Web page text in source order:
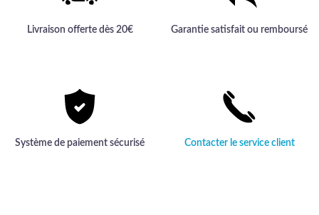
Livraison offerte dès 20€ Garantie satisfait ou remboursé
Système de paiement sécurisé Contacter le service client